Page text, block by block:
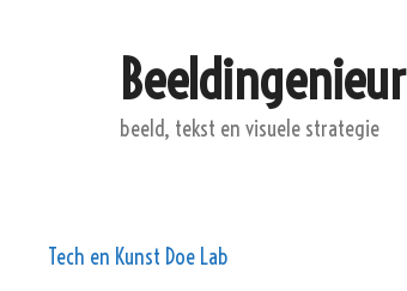
Beeldingenieur
beeld, tekst en visuele strategie
Tech en Kunst Doe Lab